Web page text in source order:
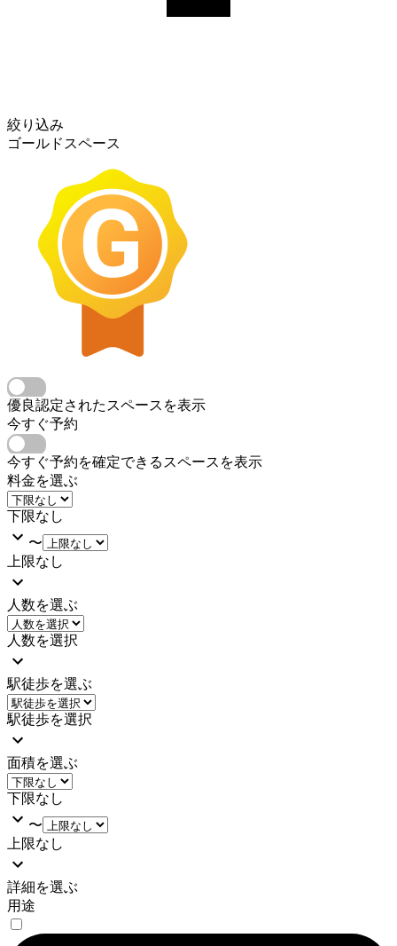
絞り込み
ゴールドスペース
優良認定されたスペースを表示
今すぐ予約
今すぐ予約を確定できるスペースを表示
料金を選ぶ
下限なし
〜
上限なし
人数を選ぶ
人数を選択
駅徒歩を選ぶ
駅徒歩を選択
面積を選ぶ
下限なし
〜
上限なし
詳細を選ぶ
用途